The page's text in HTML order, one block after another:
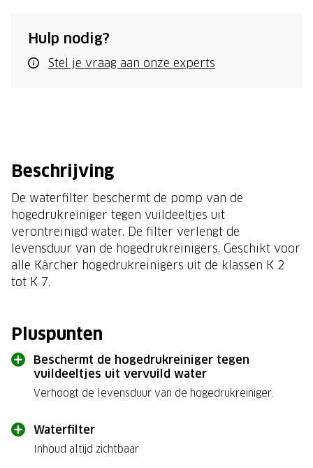
Hulp nodig?
Stel je vraag aan onze experts
Beschrijving
De waterfilter beschermt de pomp van de
hogedrukreiniger tegen vuildeeltjes uit
verontreinigd water. De filter verlengt de
levensduur van de hogedrukreinigers. Geschikt voor
alle Kärcher hogedrukreinigers uit de klassen K 2
tot K 7.
Pluspunten
Beschermt de hogedrukreiniger tegen
vuildeeltjes uit vervuild water
Verhoogt de levensduur van de hogedrukreiniger.
Waterfilter
Inhoud altijd zichtbaar